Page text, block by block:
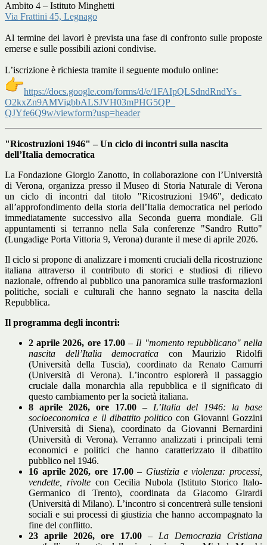
Ambito 4 – Istituto Minghetti
Via Frattini 45, Legnago
Al termine dei lavori è prevista una fase di confronto sulle proposte
emerse e sulle possibili azioni condivise.
L’iscrizione è richiesta tramite il seguente modulo online:
https://docs.google.com/forms/d/e/1FAIpQLSdndRndYs_
O2kxZn9AMVigbbALSJVH03mPHG5QP_
QJYfe6Q9w/viewform?usp=header
"Ricostruzioni 1946" – Un ciclo di incontri sulla nascita
dell’Italia democratica
La Fondazione Giorgio Zanotto, in collaborazione con l’Università
di Verona, organizza presso il Museo di Storia Naturale di Verona
un ciclo di incontri dal titolo "Ricostruzioni 1946", dedicato
all’approfondimento della storia dell’Italia democratica nel periodo
immediatamente successivo alla Seconda guerra mondiale. Gli
appuntamenti si terranno nella Sala conferenze "Sandro Rutto"
(Lungadige Porta Vittoria 9, Verona) durante il mese di aprile 2026.
Il ciclo si propone di analizzare i momenti cruciali della ricostruzione
italiana attraverso il contributo di storici e studiosi di rilievo
nazionale, offrendo al pubblico una panoramica sulle trasformazioni
politiche, sociali e culturali che hanno segnato la nascita della
Repubblica.
Il programma degli incontri:
2 aprile 2026, ore 17.00– Il "momento repubblicano" nella
nascita dell’Italia democratica con Maurizio Ridolfi
(Università della Tuscia), coordinato da Renato Camurri
(Università di Verona). L’incontro esplorerà il passaggio
cruciale dalla monarchia alla repubblica e il significato di
questo cambiamento per la società italiana.
8 aprile 2026, ore 17.00 – L’Italia del 1946: la base
socioeconomica e il dibattito politico con Giovanni Gozzini
(Università di Siena), coordinato da Giovanni Bernardini
(Università di Verona). Verranno analizzati i principali temi
economici e politici che hanno caratterizzato il dibattito
pubblico nel 1946.
16 aprile 2026, ore 17.00– Giustizia e violenza: processi,
vendette, rivolte con Cecilia Nubola (Istituto Storico Italo-
Germanico di Trento), coordinata da Giacomo Girardi
(Università di Milano). L’incontro si concentrerà sulle tensioni
sociali e sui processi di giustizia che hanno accompagnato la
fine del conflitto.
23 aprile 2026, ore 17.00– La Democrazia Cristiana